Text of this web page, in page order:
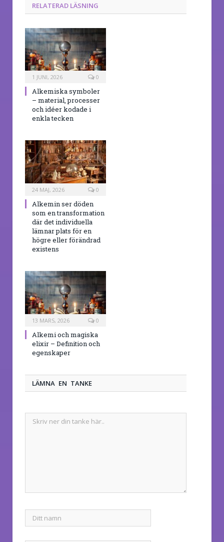
RELATERAD LÄSNING
1 JUNI, 2026 0
Alkemiska symboler
– material, processer
och idéer kodade i
enkla tecken
24 MAJ, 2026 0
Alkemin ser döden
som en transformation
där det individuella
lämnar plats för en
högre eller förändrad
existens
13 MARS, 2026 0
Alkemi och magiska
elixir – Definition och
egenskaper
LÄMNA EN TANKE